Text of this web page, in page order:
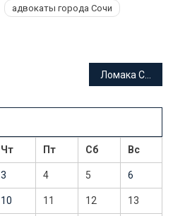
адвокаты города Сочи
Ломака Станислав Иванович адвокат Краснодарского края
Чт Пт Сб Вс
3 4 5 6
10 11 12 13